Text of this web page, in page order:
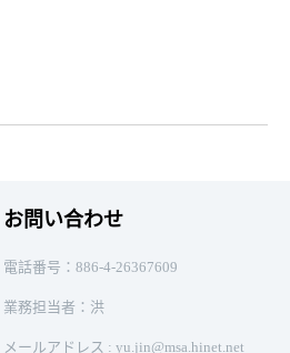
お問い合わせ
電話番号：886-4-26367609
業務担当者：洪
メールアドレス : yu.jin@msa.hinet.net